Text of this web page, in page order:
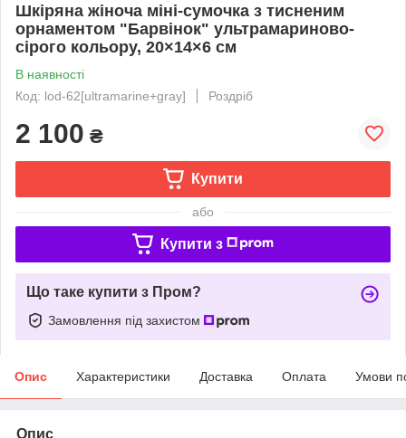
Шкіряна жіноча міні-сумочка з тисненим
орнаментом "Барвінок" ультрамариново-
сірого кольору, 20×14×6 см
В наявності
Код: lod-62[ultramarine+gray]
Роздріб
2 100 ₴
Купити
або
Купити з
Що таке купити з Пром?
Замовлення під захистом
Опис Характеристики Доставка Оплата Умови
Опис